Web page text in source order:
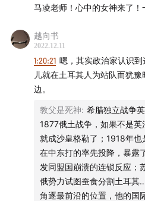
- 本期话题成员 -
程衍樑（微博
马凌，复旦大学教授、博士生
@malingcat
- 时间轴-
阿克罗伊德和他的历史写
英式写作传统
马凌老师！心中的女神来了！
越向书
2022.12.11
1:20:21 嗯，其实政治家认识
儿就在土耳其人为站队而犹
边。
教父是死神: 希腊独立战争
1877俄土战争，如果不是
就成沙皇格勒了；1918年也
在中东打的率先投降，暴露
发同盟国崩溃的连锁反应；
俄势力试图蚕食分割土耳其
角逐最前沿的位置，他的国